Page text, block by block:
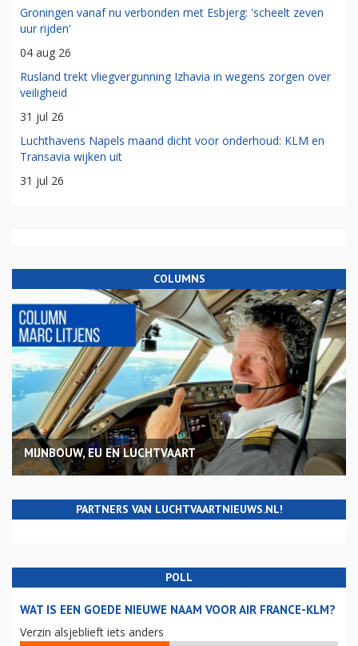
Groningen vanaf nu verbonden met Esbjerg: 'scheelt zeven
uur rijden'
04 aug 26
Rusland trekt vliegvergunning Izhavia in wegens zorgen over
veiligheid
31 jul 26
Luchthavens Napels maand dicht voor onderhoud: KLM en
Transavia wijken uit
31 jul 26
COLUMNS
MIJNBOUW, EU EN LUCHTVAART
PARTNERS VAN LUCHTVAARTNIEUWS.NL!
POLL
WAT IS EEN GOEDE NIEUWE NAAM VOOR AIR FRANCE-KLM?
Verzin alsjeblieft iets anders